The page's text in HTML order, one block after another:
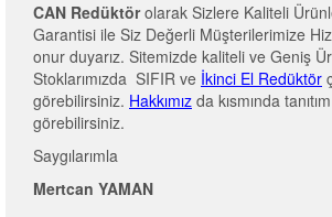
CAN Redüktörolarak Sizlere Kaliteli
Garantisi ile Siz Değerli Müşterilerimize
onur duyarız. Sitemizde kaliteli ve Geniş
Stoklarımızda SIFIR ve İkinci El Redüktör
görebilirsiniz. Hakkımız da kısmında
görebilirsiniz.
Saygılarımla
Mertcan YAMAN